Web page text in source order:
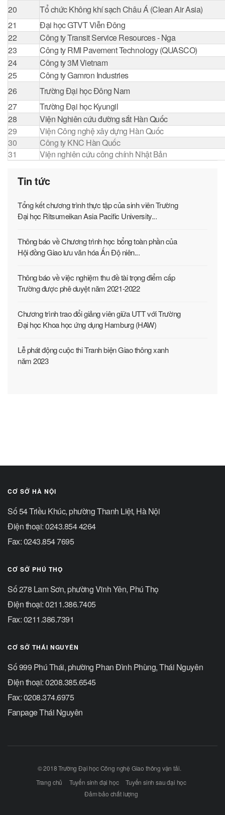
20
Tổ chức Không khí sạch Châu Á (Clean Air Asia)
21
Đại học GTVT Viễn Đông
22
Công ty Transit Service Resources - Nga
23
Công ty RMI Pavement Technology (QUASCO)
24
Công ty 3M Vietnam
25
Công ty Gamron Industries
26
Trường Đại học Đông Nam
27
Trường Đại học Kyungil
28
Viện Nghiên cứu đường sắt Hàn Quốc
29
Viện Công nghệ xây dựng Hàn Quốc
30
Công ty KNC Hàn Quốc
31
Viện nghiên cứu công chính Nhật Bản
Tin tức
Tổng kết chương trình thực tập của sinh viên Trường
Đại học Ritsumeikan Asia Pacific University...
Thông báo về Chương trình học bổng toàn phần của
Hội đồng Giao lưu văn hóa Ấn Độ niên...
Thông báo về việc nghiệm thu đề tài trọng điểm cấp
Trường được phê duyệt năm 2021-2022
Chương trình trao đổi giảng viên giữa UTT với Trường
Đại học Khoa học ứng dụng Hamburg (HAW)
Lễ phát động cuộc thi Tranh biện Giao thông xanh
năm 2023
CƠ SỞ HÀ NỘI
Số 54 Triều Khúc, phường Thanh Liệt, Hà Nội
Điện thoại: 0243.854 4264
Fax: 0243.854 7695
CƠ SỞ PHÚ THỌ
Số 278 Lam Sơn, phường Vĩnh Yên, Phú Thọ
Điện thoại: 0211.386.7405
Fax: 0211.386.7391
CƠ SỞ THÁI NGUYÊN
Số 999 Phú Thái, phường Phan Đình Phùng, Thái Nguyên
Điện thoại: 0208.385.6545
Fax: 0208.374.6975
Fanpage Thái Nguyên
© 2018 Trường Đại học Công nghệ Giao thông vận tải.
Trang chủ
Tuyển sinh đại học
Tuyển sinh sau đại học
Đảm bảo chất lượng